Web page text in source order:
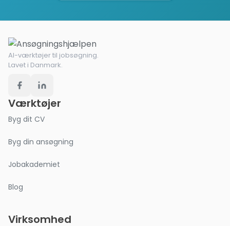
AI-værktøjer til jobsøgning.
Lavet i Danmark.
Værktøjer
Byg dit CV
Byg din ansøgning
Jobakademiet
Blog
Virksomhed